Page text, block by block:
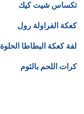
تكساس شيت كيك
كعكة الفراولة رول
لفة كعكة البطاطا الحلوة
كرات اللحم بالثوم